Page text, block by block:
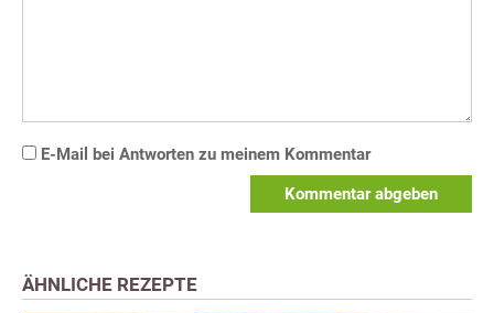
E-Mail bei Antworten zu meinem Kommentar
Kommentar abgeben
ÄHNLICHE REZEPTE